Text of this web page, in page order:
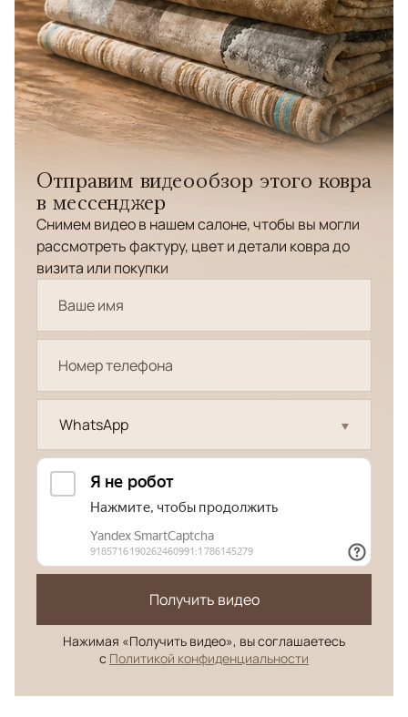
Отправим видеообзор этого ковра
в мессенджер
Снимем видео в нашем салоне, чтобы вы могли
рассмотреть фактуру, цвет и детали ковра до
визита или покупки
WhatsApp
Получить видео
Нажимая «Получить видео», вы соглашаетесь
с Политикой конфиденциальности